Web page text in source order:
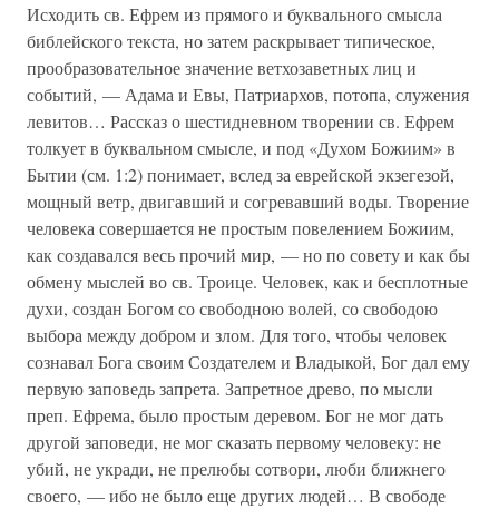
Исходить св. Ефрем из прямого и буквального смысла
библейского текста, но затем раскрывает типическое,
прообразовательное значение ветхозаветных лиц и
событий, — Адама и Евы, Патриархов, потопа, служения
левитов… Рассказ о шестидневном творении св. Ефрем
толкует в буквальном смысле, и под «Духом Божиим» в
Бытии (см. 1:2) понимает, вслед за еврейской экзегезой,
мощный ветр, двигавший и согревавший воды. Творение
человека совершается не простым повелением Божиим,
как создавался весь прочий мир, — но по совету и как бы
обмену мыслей во св. Троице. Человек, как и бесплотные
духи, создан Богом со свободною волей, со свободою
выбора между добром и злом. Для того, чтобы человек
сознавал Бога своим Создателем и Владыкой, Бог дал ему
первую заповедь запрета. Запретное древо, по мысли
преп. Ефрема, было простым деревом. Бог не мог дать
другой заповеди, не мог сказать первому человеку: не
убий, не укради, не прелюбы сотвори, люби ближнего
своего, — ибо не было еще других людей… В свободе